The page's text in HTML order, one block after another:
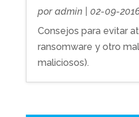
por admin| 02-09-
Consejos para evitar
ransomware y otro
maliciosos).